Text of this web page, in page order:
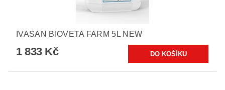
IVASAN BIOVETA FARM 5L NEW
1 833 Kč